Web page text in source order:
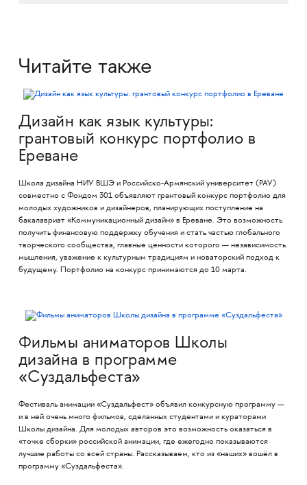
Читайте также
Дизайн как язык культуры:
грантовый конкурс портфолио в
Ереване
Школа дизайна НИУ ВШЭ и Российско-Армянский университет (РАУ)
совместно с Фондом 301 объявляют грантовый конкурс портфолио для
молодых художников и дизайнеров, планирующих поступление на
бакалавриат «Коммуникационный дизайн» в Ереване. Это возможность
получить финансовую поддержку обучения и стать частью глобального
творческого сообщества, главные ценности которого — независимость
мышления, уважение к культурным традициям и новаторский подход к
будущему. Портфолио на конкурс принимаются до 10 марта.
Фильмы аниматоров Школы
дизайна в программе
«Суздальфеста»
Фестиваль анимации «Суздальфест» объявил конкурсную программу —
и в ней очень много фильмов, сделанных студентами и кураторами
Школы дизайна. Для молодых авторов это возможность оказаться в
«точке сборки» российской анимации, где ежегодно показываются
лучшие работы со всей страны. Рассказываем, кто из «наших» вошёл в
программу «Суздальфеста».